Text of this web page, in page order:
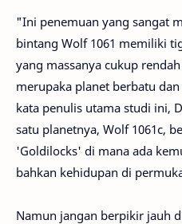
"Ini penemuan yang sangat
bintang Wolf 1061 memiliki
yang massanya cukup
merupaka planet berbatu
kata penulis utama studi ini,
satu planetnya, Wolf 1061c,
'Goldilocks' di mana ada
bahkan kehidupan di
Namun jangan berpikir jauh